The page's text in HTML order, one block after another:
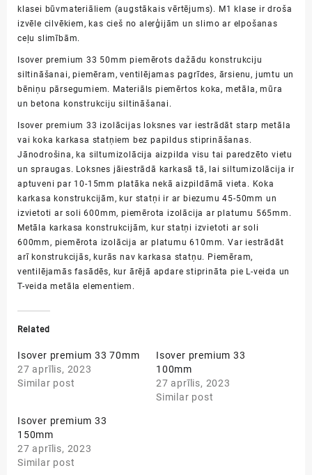
klasei būvmateriāliem (augstākais vērtējums). M1 klase ir droša
izvēle cilvēkiem, kas cieš no alerģijām un slimo ar elpošanas
ceļu slimībām.
Isover premium 33 50mm piemērots dažādu konstrukciju
siltināšanai, piemēram, ventilējamas pagrīdes, ārsienu, jumtu un
bēniņu pārsegumiem. Materiāls piemērtos koka, metāla, mūra
un betona konstrukciju siltināšanai.
Isover premium 33 izolācijas loksnes var iestrādāt starp metāla
vai koka karkasa statņiem bez papildus stiprināšanas.
Jānodrošina, ka siltumizolācija aizpilda visu tai paredzēto vietu
un spraugas. Loksnes jāiestrādā karkasā tā, lai siltumizolācija ir
aptuveni par 10-15mm platāka nekā aizpildāmā vieta. Koka
karkasa konstrukcijām, kur statņi ir ar biezumu 45-50mm un
izvietoti ar soli 600mm, piemērota izolācija ar platumu 565mm.
Metāla karkasa konstrukcijām, kur statņi izvietoti ar soli
600mm, piemērota izolācija ar platumu 610mm. Var iestrādāt
arī konstrukcijās, kurās nav karkasa statņu. Piemēram,
ventilējamās fasādēs, kur ārējā apdare stiprināta pie L-veida un
T-veida metālaelementiem.
Related
Isover premium 33 70mm
27 aprīlis, 2023
Similar post
Isover premium 33
100mm
27 aprīlis, 2023
Similar post
Isover premium 33
150mm
27 aprīlis, 2023
Similar post